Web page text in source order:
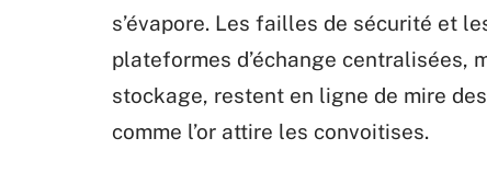
s’évapore. Les failles de sécurité et
plateformes d’échange centralisées,
stockage, restent en ligne de mire
comme l’or attire les convoitises.